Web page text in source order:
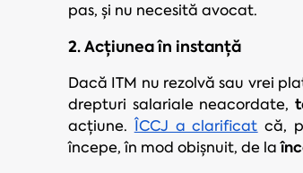
pas, și nu necesită avocat.
2. Acțiunea în instanță
Dacă ITM nu rezolvă sau vrei
drepturi salariale neacordate,
acțiune.ÎCCJ a clarificat că,
începe, în mod obișnuit, de la